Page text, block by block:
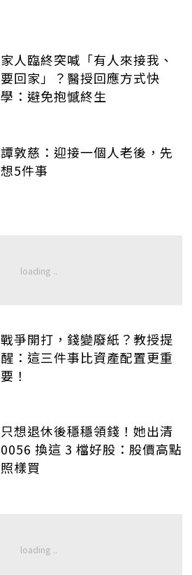
家人臨終突喊「有人來接我、
要回家」？醫授回應方式快
學：避免抱憾終生
譚敦慈：迎接一個人老後，先
想5件事
戰爭開打，錢變廢紙？教授提
醒：這三件事比資產配置更重
要！
只想退休後穩穩領錢！她出清
0056 換這 3 檔好股：股價高點
照樣買